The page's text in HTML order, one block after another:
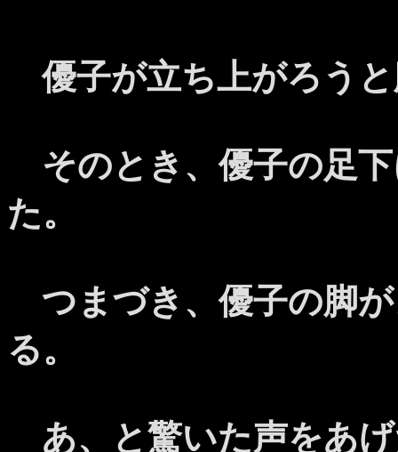
優子が立ち上がろう
そのとき、優子の足
た。
つまづき、優子の脚
る。
あ、と驚いた声をあ